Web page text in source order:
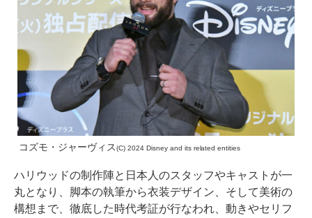
コズモ・ジャーヴィス(C) 2024 Disney and its related entities
ハリウッドの制作陣と日本人のスタッフやキャストが一
丸となり、脚本の執筆から衣装デザイン、そして美術の
構想まで、徹底した時代考証が行なわれ、動きやセリフ